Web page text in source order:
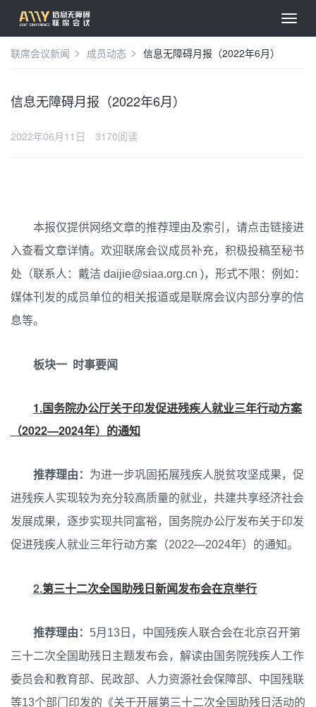
联席会议新闻 成员动态 信息无障碍月报（2022年6月）
信息无障碍月报（2022年6月）
2022年06月11日 3170阅读
本报仅提供网络文章的推荐理由及索引，请点击链接进
入查看文章详情。欢迎联席会议成员补充，积极投稿至秘书
处（联系人：戴洁 daijie@siaa.org.cn )，形式不限：例如：
媒体刊发的成员单位的相关报道或是联席会议内部分享的信
息等。
板块一 时事要闻
1.国务院办公厅关于印发促进残疾人就业三年行动方案
（2022—2024年）的通知
推荐理由：
为进一步巩固拓展残疾人脱贫攻坚成果，促
进残疾人实现较为充分较高质量的就业，共建共享经济社会
发展成果，逐步实现共同富裕，国务院办公厅发布关于印发
促进残疾人就业三年行动方案（2022—2024年）的通知。
2.第三十二次全国助残日新闻发布会在京举行
推荐理由：
5月13日，中国残疾人联合会在北京召开第
三十二次全国助残日主题发布会，解读由国务院残疾人工作
委员会和教育部、民政部、人力资源社会保障部、中国残联
等13个部门印发的《关于开展第三十二次全国助残日活动的